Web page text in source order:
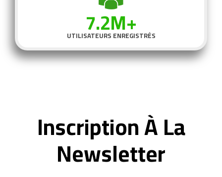
7.2M+
UTILISATEURS ENREGISTRÉS
Inscription À La
Newsletter